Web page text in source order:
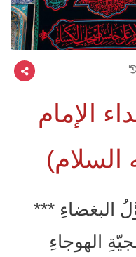
الإمام
السلام)
البغضاءِ ***
الهوجاءِ